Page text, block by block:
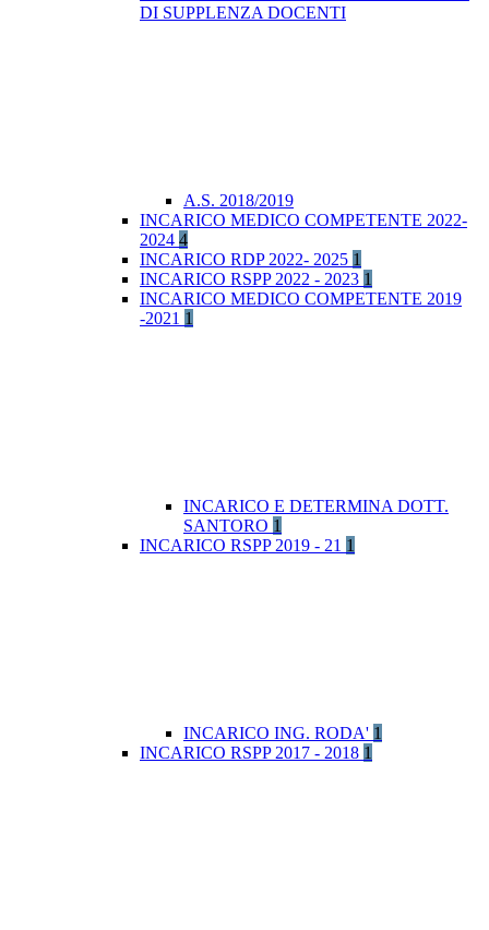
DI SUPPLENZA DOCENTI
A.S. 2018/2019
INCARICO MEDICO COMPETENTE 2022-
2024 4
INCARICO RDP 2022- 2025 1
INCARICO RSPP 2022 - 2023 1
INCARICO MEDICO COMPETENTE 2019
-2021 1
INCARICO E DETERMINA DOTT.
SANTORO 1
INCARICO RSPP 2019 - 21 1
INCARICO ING. RODA' 1
INCARICO RSPP 2017 - 2018 1